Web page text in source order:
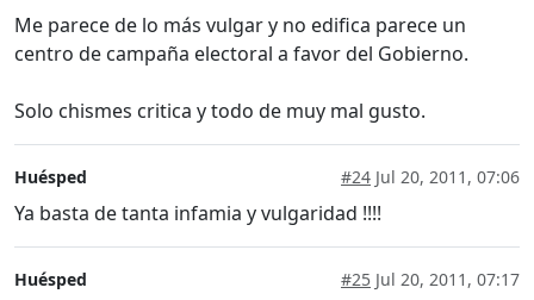
Me parece de lo más vulgar y no edifica parece un
centro de campaña electoral a favor del Gobierno.
Solo chismes critica y todo de muy mal gusto.
Huésped #24 Jul 20, 2011, 07:06
Ya basta de tanta infamia y vulgaridad !!!!
Huésped #25 Jul 20, 2011, 07:17